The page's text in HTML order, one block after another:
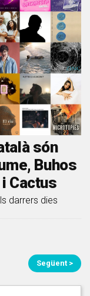
són
Buhos
i Cactus
darrers dies
Següent >